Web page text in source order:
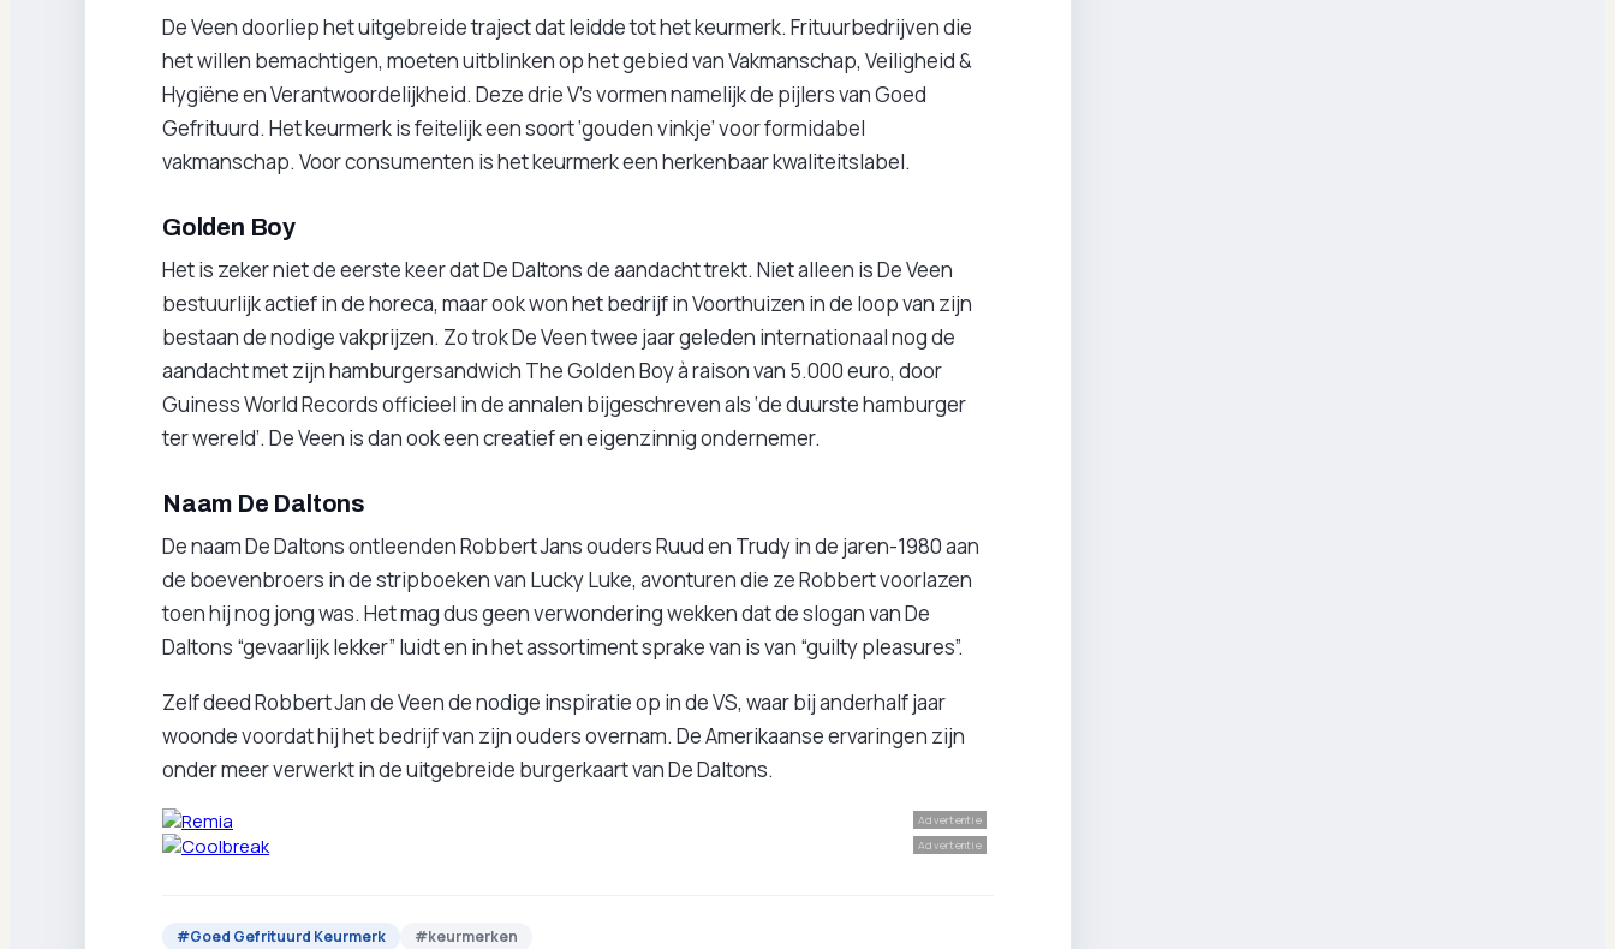
De Veen doorliep het uitgebreide traject dat leidde tot het keurmerk. Frituurbedrijven die
het willen bemachtigen, moeten uitblinken op het gebied van Vakmanschap, Veiligheid &
Hygiëne en Verantwoordelijkheid. Deze drie V’s vormen namelijk de pijlers van Goed
Gefrituurd. Het keurmerk is feitelijk een soort ‘gouden vinkje’ voor formidabel
vakmanschap. Voor consumenten is het keurmerk een herkenbaar kwaliteitslabel.
Golden Boy
Het is zeker niet de eerste keer dat De Daltons de aandacht trekt. Niet alleen is De Veen
bestuurlijk actief in de horeca, maar ook won het bedrijf in Voorthuizen in de loop van zijn
bestaan de nodige vakprijzen. Zo trok De Veen twee jaar geleden internationaal nog de
aandacht met zijn hamburgersandwich The Golden Boy à raison van 5.000 euro, door
Guiness World Records officieel in de annalen bijgeschreven als ‘de duurste hamburger
ter wereld’. De Veen is dan ook een creatief en eigenzinnig ondernemer.
Naam De Daltons
De naam De Daltons ontleenden Robbert Jans ouders Ruud en Trudy in de jaren-1980 aan
de boevenbroers in de stripboeken van Lucky Luke, avonturen die ze Robbert voorlazen
toen hij nog jong was. Het mag dus geen verwondering wekken dat de slogan van De
Daltons “gevaarlijk lekker” luidt en in het assortiment sprake van is van “guilty pleasures”.
Zelf deed Robbert Jan de Veen de nodige inspiratie op in de VS, waar bij anderhalf jaar
woonde voordat hij het bedrijf van zijn ouders overnam. De Amerikaanse ervaringen zijn
onder meer verwerkt in de uitgebreide burgerkaart van De Daltons.
Advertentie
Advertentie
#Goed Gefrituurd Keurmerk #keurmerken